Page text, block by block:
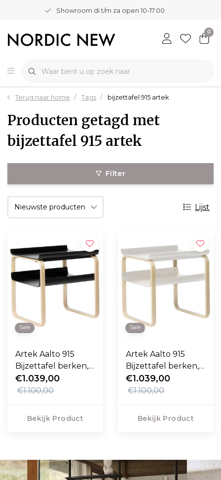
Showroom di t/m za open 10-17.00
0
Terug naar home Tags bijzettafel 915 artek
Producten getagd met
bijzettafel 915 artek
Filter
Lijst
Sale
Artek Aalto 915
Bijzettafel berken,
zwart
€1.039,00
€1.100,00
Bekijk Product
Sale
Artek Aalto 915
Bijzettafel berken,
wit
€1.039,00
€1.100,00
Bekijk Product